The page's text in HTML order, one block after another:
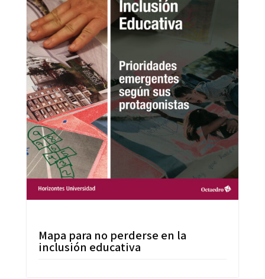
Mapa para no perderse en la
inclusión educativa